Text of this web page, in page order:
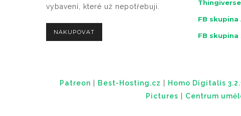
vybavení, které už nepotřebuji.
NAKUPOVAT
Thingiverse
FB skupina
FB skupina
Patreon Best-Hosting.cz Homo Digitalis
Pictures
Centrum